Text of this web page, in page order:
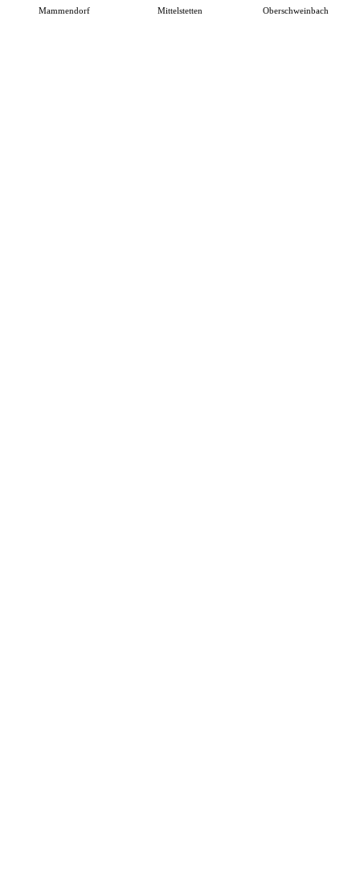
Mammendorf Mittelstetten Oberschweinbach